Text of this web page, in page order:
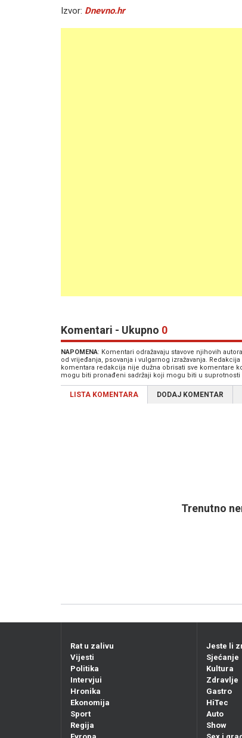
Izvor: Dnevno.hr
Komentari - Ukupno 0
NAPOMENA: Komentari odražavaju stavove njihovih
od vrijeđanja, psovanja i vulgarnog izražavanja.
komentara redakcija nije dužna obrisati sve komentare
mogu biti pronađeni sadržaji koji mogu biti u
LISTA KOMENTARA DODAJ KOMENTAR
Trenutno
Rat u zalivu
Vijesti
Politika
Intervjui
Hronika
Ekonomija
Sport
Regija
Jeste li
Sjećanje
Kultura
Zdravlje
Gastro
HiTec
Auto
Show